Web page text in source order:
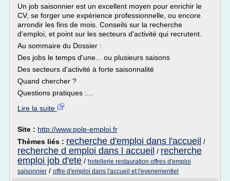
Un job saisonnier est un excellent moyen pour enrichir le
CV, se forger une expérience professionnelle, ou encore
arrondir les fins de mois. Conseils sur la recherche
d'emploi, et point sur les secteurs d'activité qui recrutent.
Au sommaire du Dossier :
Des jobs le temps d'une... ou plusieurs saisons
Des secteurs d'activité à forte saisonnalité
Quand chercher ?
Questions pratiques :...
Lire la suite
Site : http://www.pole-emploi.fr
Thèmes liés : recherche d'emploi dans l'accueil /
recherche d emploi dans l accueil / recherche
emploi job d'ete / hotellerie restauration offres d'emploi
saisonnier / offre d'emploi dans l'accueil et l'evenementiel